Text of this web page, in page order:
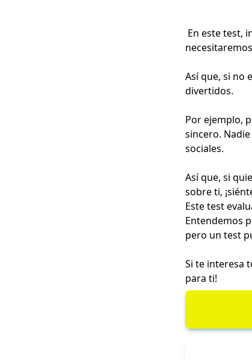
En este test,
Así que, si no
divertidos.
Por ejemplo,
sincero.
sociales.
Así que, si
sobre ti,
Este test
Entendemos
pero un test
Si te interesa
para ti!